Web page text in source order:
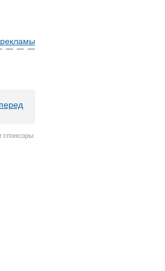
спонсоры: